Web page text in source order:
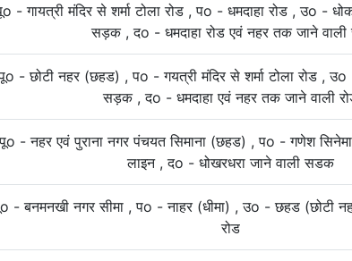
- गायत्री मंदिर से शर्मा टोला रोड , पo - धमदाहा रोड , उo -
सड़क , दo - धमदाहा रोड एवं नहर तक जाने वाली
- छोटी नहर (छहड) , पo - गयत्री मंदिर से शर्मा टोला रोड , उo
सड़क , दo - धमदाहा एवं नहर तक जाने वाली
पूo - नहर एवं पुराना नगर पंचयत सिमाना (छहड) , पo - गणेश
लाइन , दo - धोखरधरा जाने वाली सडक
- बनमनखी नगर सीमा , पo - नाहर (धीमा) , उo - छहड (छोटी
रोड